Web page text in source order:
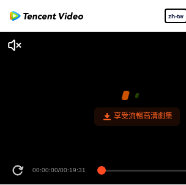
zh-tw
享受流暢高清劇集
00:00:00/00:19:31